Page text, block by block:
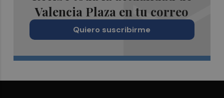
Valencia Plaza en tu correo
Quiero suscribirme